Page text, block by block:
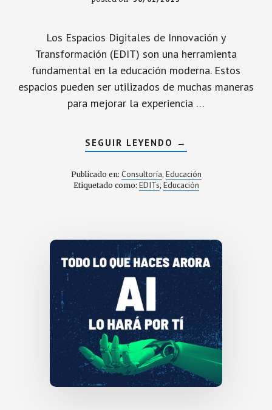
Los Espacios Digitales de Innovación y
Transformación (EDIT) son una herramienta
fundamental en la educación moderna. Estos
espacios pueden ser utilizados de muchas maneras
para mejorar la experiencia …
SEGUIR LEYENDO ACERCA
DE
IDEAS
INNOVADORAS
A
PROYECTO
DE
ESPACIOS
DIGITALES
DE
INNOVACIÓN
Y
→
Publicado en: Consultoría, Educación
Etiquetado como: EDITs, Educación